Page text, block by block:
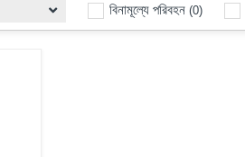
বিনামূল্যে পরিবহন (0)